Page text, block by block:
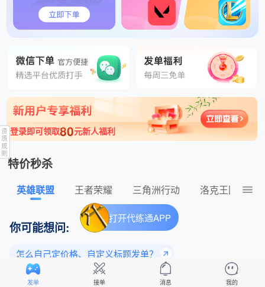
打开代练通APP
刚刚 只发肥单七七九四四四 发布了qq飞车手游110元的订单
刚刚 打号隐身关定位。 发布了王者荣耀320元的订单
登录即可领取80元新人福利
特价秒杀
英雄联盟 王者荣耀 三角洲行动 洛克王国：世
你可能想问:
怎么自己定价格、自定义标题发单？
为什么老玩家都选择平台下单？
发单 接单 消息 我的